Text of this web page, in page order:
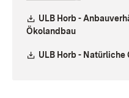
Download:
ULB Horb -
Ökolandbau
Download:
ULB Horb - Natürliche